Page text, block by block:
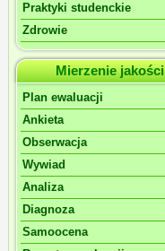
Praktyki studenckie
Zdrowie
Mierzenie jakości
Plan ewaluacji
Ankieta
Obserwacja
Wywiad
Analiza
Diagnoza
Samoocena